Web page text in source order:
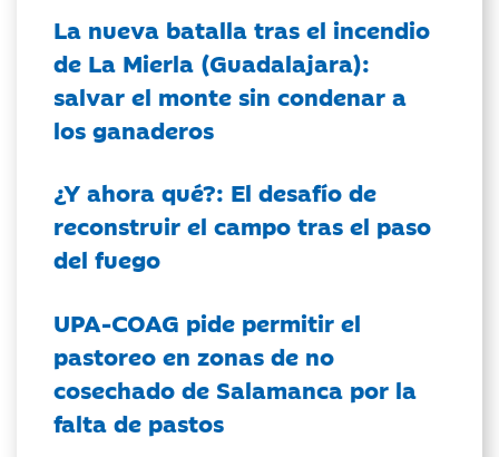
La nueva batalla tras el incendio
de La Mierla (Guadalajara):
salvar el monte sin condenar a
los ganaderos
¿Y ahora qué?: El desafío de
reconstruir el campo tras el paso
del fuego
UPA-COAG pide permitir el
pastoreo en zonas de no
cosechado de Salamanca por la
falta de pastos